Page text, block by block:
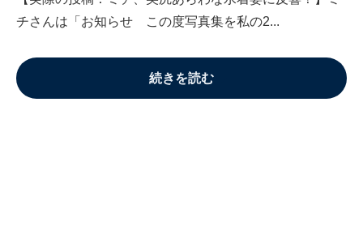
チさんは「お知らせ この度写真集を私の2...
続きを読む